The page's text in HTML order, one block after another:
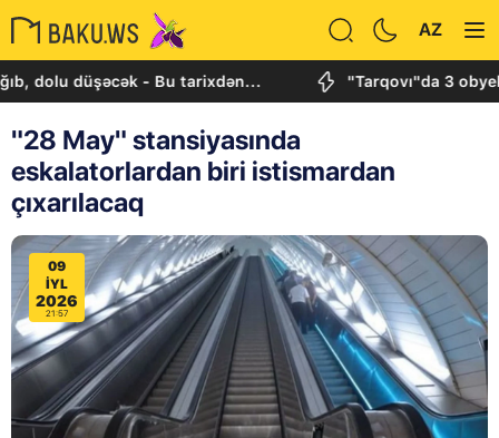
AZ
düşəcək - Bu tarixdən... "Tarqovı"da 3 obyektdə
"28 May" stansiyasında
eskalatorlardan biri istismardan
çıxarılacaq
09
IYL
2026
21:57